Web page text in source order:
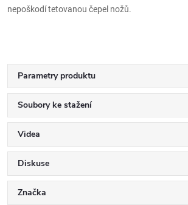
nepoškodí tetovanou čepel nožů.
Parametry produktu
Soubory ke stažení
Videa
Diskuse
Značka